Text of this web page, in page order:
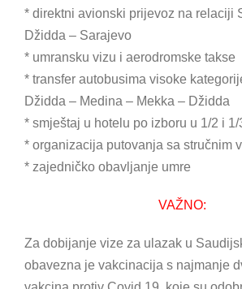
* direktni avionski prijevoz na relaciji
Džidda – Sarajevo
* umransku vizu i aerodromske takse
* transfer autobusima visoke
Džidda – Medina – Mekka – Džidda
* smještaj u hotelu po izboru u 1/2 i 1/
* organizacija putovanja sa stručnim
* zajedničko obavljanje umre
VAŽNO:
Za dobijanje vize za ulazak u
obavezna je vakcinacija s najmanje